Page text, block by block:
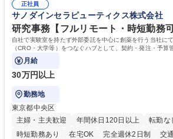
の他に担当頂く業務が発生する場合があります。 募集職種 【営業事務】
業務職/三井物産グループ/平均残業時間10H/完全
ション力がある方。 ・チャレンジを厭わず、粘り
方。多様な関係者と謙虚に信頼関係を構築でき、
ール管理が出来る方。※将来的に他部署（営業部
へのジョブローテーションの可能性があります。 学歴・資格 学歴：大学
院 大学 語学力： 資格：宅地建物取引士
正社員
サノダインセラピューティクス株式会社
研究事務【フルリモート・時短勤務
自社で実験室を持たず外部委託を中心に創薬を行う当社に
（CRO・大学等）をつなぐハブとして、契約・発注・予算
任せします。
月給
30万円以上
勤務地
東京都中央区
主婦・主夫歓迎
年間休日120日以上 転勤な
時短勤務あり
在宅OK 完全週休2日制 交